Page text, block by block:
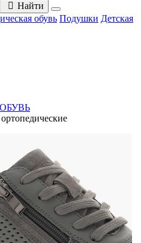
Найти
обувь Подушки Детская